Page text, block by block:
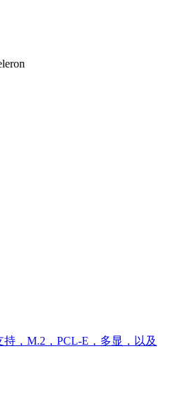
，M.2，PCL-E，多显，以及